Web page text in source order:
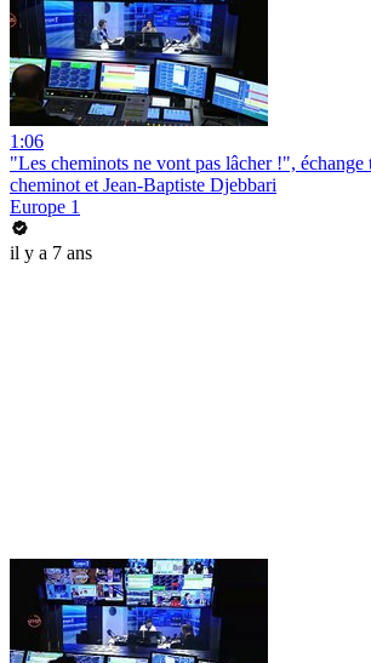
1:06
"Les cheminots ne vont pas lâcher !", échange
cheminot et Jean-Baptiste Djebbari
Europe 1
il y a 7 ans